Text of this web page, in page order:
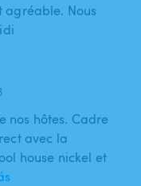
agréable. Nous
nos hôtes. Cadre
avec la
house nickel et